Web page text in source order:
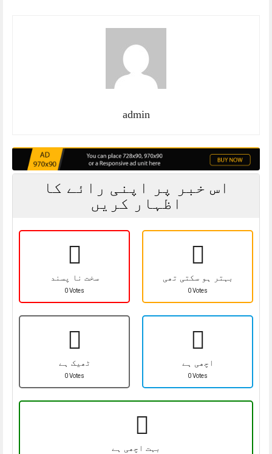
admin
اس خبر پر اپنی رائے کا
اظہار کریں
سخت نا پسند
0 Votes
بہتر ہو سکتی تھی
0 Votes
ٹھیک ہے
0 Votes
اچھی ہے
0 Votes
بہت اچھی ہے